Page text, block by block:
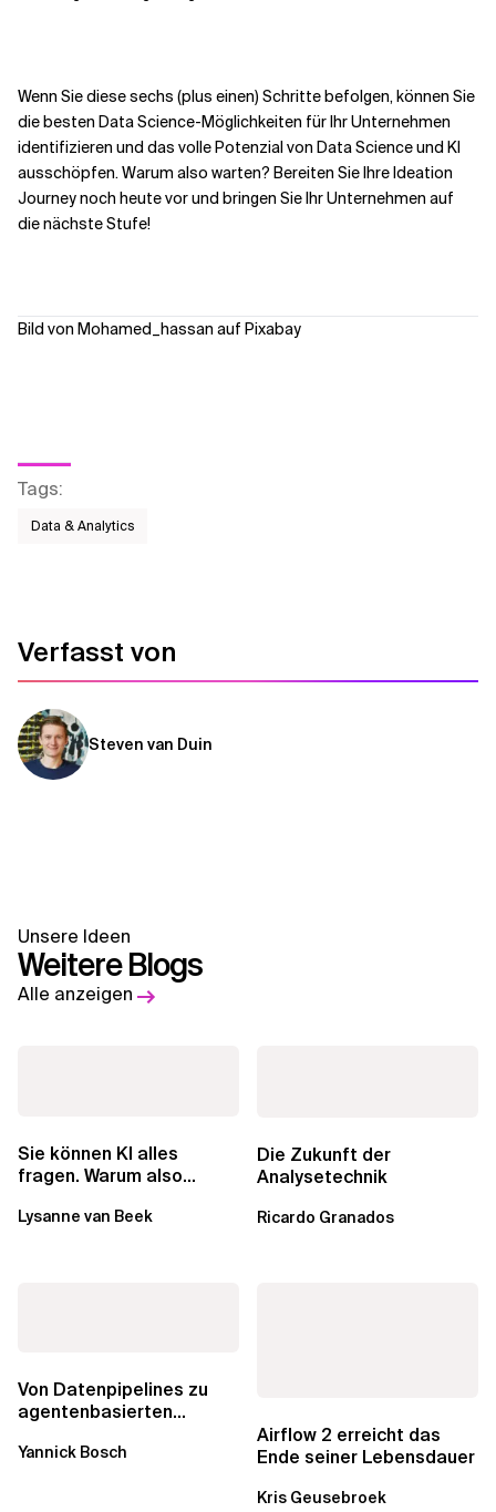
Wenn Sie diese sechs (plus einen) Schritte befolgen, können Sie
die besten Data Science-Möglichkeiten für Ihr Unternehmen
identifizieren und das volle Potenzial von Data Science und KI
ausschöpfen. Warum also warten? Bereiten Sie Ihre Ideation
Journey noch heute vor und bringen Sie Ihr Unternehmen auf
die nächste Stufe!
Bild von Mohamed_hassan auf Pixabay
Tags:
Data & Analytics
Verfasst von
Steven van Duin
Unsere Ideen
Weitere Blogs
Alle anzeigen
Sie können KI alles
fragen. Warum also
noch?
Lysanne van Beek
Die Zukunft der
Analysetechnik
Ricardo Granados
Von Datenpipelines zu
agentenbasierten
Analytics...
Yannick Bosch
Airflow 2 erreicht das
Ende seiner Lebensdauer
Kris Geusebroek